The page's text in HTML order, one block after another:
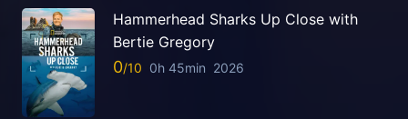
Hammerhead Sharks Up Close with
Bertie Gregory
0 0h 45min 2026